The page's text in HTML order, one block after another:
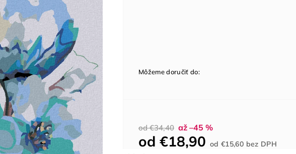
od €34,40 až –45 %
od €18,90 od€15,60 bez DPHcena:
Môžeme doručiť do: